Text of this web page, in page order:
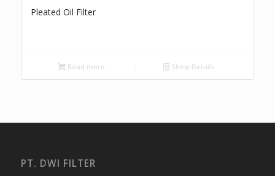
Pleated Oil Filter
Read more Show Details
PT. DWI FILTER